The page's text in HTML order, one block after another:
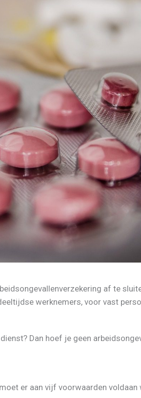
af te
werknemers, voor vast
Dan hoef je geen
er aan vijf voorwaarden voldaan